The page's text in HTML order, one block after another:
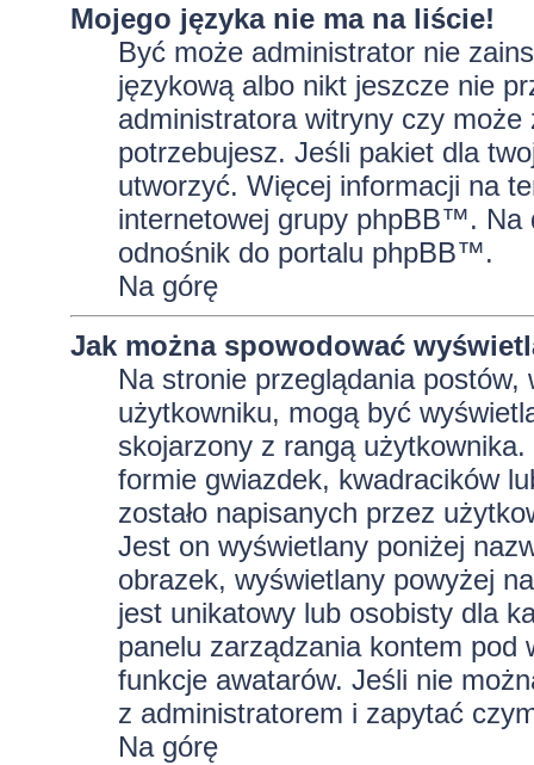
Mojego języka nie ma na liście!
Być może administrator nie
językową albo nikt jeszcze nie
administratora witryny czy
potrzebujesz. Jeśli pakiet dla
utworzyć. Więcej informacji na
internetowej grupy phpBB™. Na
odnośnik do portalu phpBB™.
Na górę
Jak można spowodować
Na stronie przeglądania
użytkowniku, mogą być
skojarzony z rangą
formie gwiazdek, kwadracików
zostało napisanych przez
Jest on wyświetlany poniżej
obrazek, wyświetlany powyżej
jest unikatowy lub osobisty dla
panelu zarządzania kontem pod
funkcje awatarów. Jeśli nie
z administratorem i zapytać
Na górę